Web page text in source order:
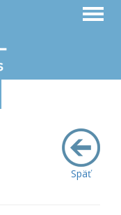
Späť